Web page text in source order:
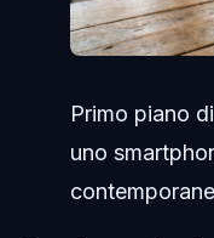
Primo piano
uno